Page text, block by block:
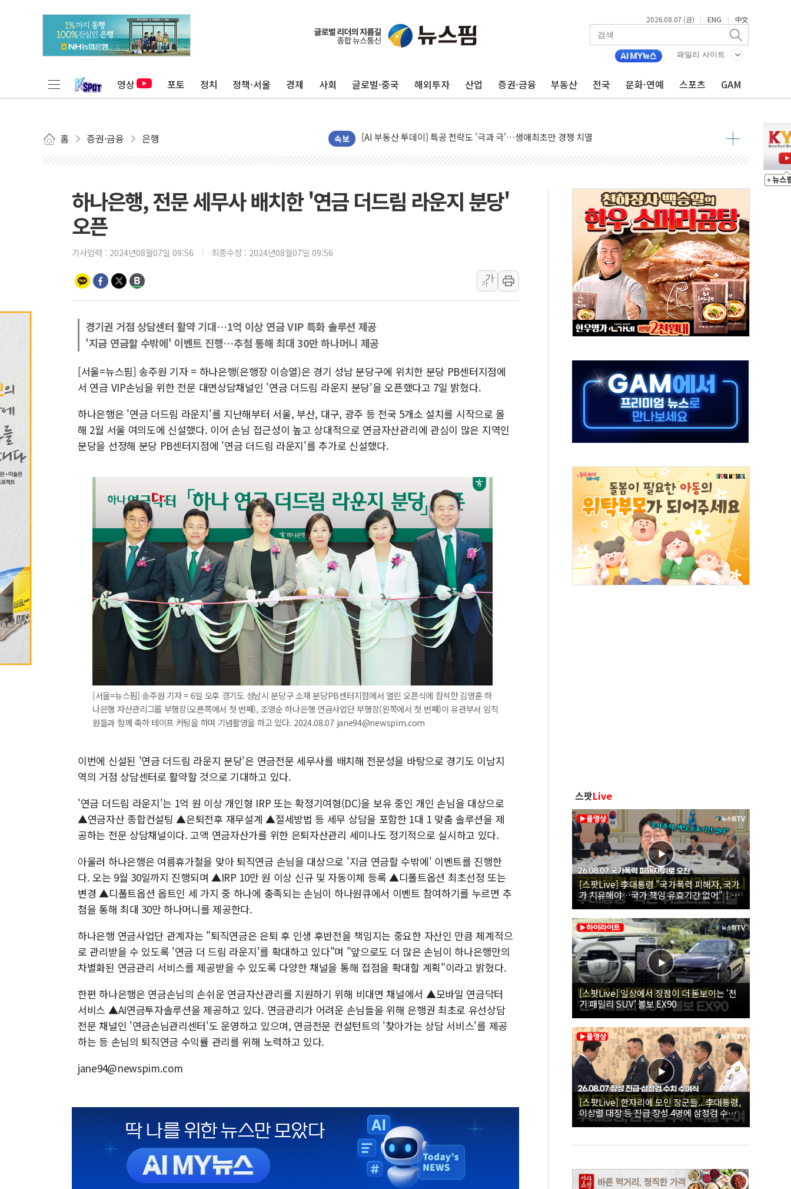
2026.08.07 (금) | ENG | 中文
패밀리 사이트
영상 포토 정치 정책·서울 경제 사회 글로벌·중국 해외투자 산업 증권·금융 부동산 전국 문화·연예 스포츠 GAM
홈 증권·금융 은행 속보
신길동 신축도 3.3㎡당 7250만원…써밋 클라비온 59㎡ 18억원대
용산공원·그린벨트로 또 충돌…반복되는 국토부-서울시 '정책 엇박자'
[코인시황] 비트코인 6만4000달러대 횡보…고래·ETF 매수에도 고유가·금리·입법 지연 '삼중 부담'
[베트남 증시] 유동성 부진 지속, 강보합 마감...석유·가스주 올랐지만 빈그룹이 상쇄
후티 반군, 예멘 정부군과 사우디 동시 공격… 위기 고조되는 또 다른 중동 화약고
42.5도 역대급 폭염…동물들도 특별식으로 여름나기 [뉴스핌 줌인]
40.2도 찍은 서울 등 폭염중대경보 해제…누적 온열질환자 2872명
"文정부 악몽 재현 안돼"...李 부동산 세제안에 與 내부서 '총선·대선 직격탄' 우려
李대통령, 호우 피해 경북 안동·의성 특별재난지역 선포
'변기 수리' 집주인에게 흉기 휘두른 30대 세입자…경찰, 현행범 체포
워트, 상반기 영업이익 30억원
프롬바이오, 10일 거래 재개…"재무구조 개편"
아바코, 2분기 매출 120억원
하나은행, 전문 세무사 배치한 '연금 더드림 라운지 분당'
오픈
기사입력 : 2024년08월07일 09:56 최종수정 : 2024년08월07일 09:56
가
가
경기권 거점 상담센터 활약 기대…1억 이상 연금 VIP 특화 솔루션 제공
'지금 연금할 수밖에' 이벤트 진행…추첨 통해 최대 30만 하나머니 제공
[서울=뉴스핌] 송주원 기자 = 하나은행(은행장 이승열)은 경기 성남 분당구에 위치한 분당 PB센터지점에
서 연금 VIP손님을 위한 전문 대면상담채널인 '연금 더드림 라운지 분당'을 오픈했다고 7일 밝혔다.
하나은행은 '연금 더드림 라운지'를 지난해부터 서울, 부산, 대구, 광주 등 전국 5개소 설치를 시작으로 올
해 2월 서울 여의도에 신설했다. 이어 손님 접근성이 높고 상대적으로 연금자산관리에 관심이 많은 지역인
분당을 선정해 분당 PB센터지점에 '연금 더드림 라운지'를 추가로 신설했다.
[서울=뉴스핌] 송주원 기자 = 6일 오후 경기도 성남시 분당구 소재 분당PB센터지점에서 열린 오픈식에 참석한 김영훈 하
나은행 자산관리그룹 부행장(오른쪽에서 첫 번째), 조영순 하나은행 연금사업단 부행장(왼쪽에서 첫 번째)이 유관부서 임직
원들과 함께 축하 테이프 커팅을 하며 기념촬영을 하고 있다. 2024.08.07 jane94@newspim.com
이번에 신설된 '연금 더드림 라운지 분당'은 연금전문 세무사를 배치해 전문성을 바탕으로 경기도 이남지
역의 거점 상담센터로 활약할 것으로 기대하고 있다.
'연금 더드림 라운지'는 1억 원 이상 개인형 IRP 또는 확정기여형(DC)을 보유 중인 개인 손님을 대상으로
▲연금자산 종합컨설팅 ▲은퇴전후 재무설계 ▲절세방법 등 세무 상담을 포함한 1대 1 맞춤 솔루션을 제
공하는 전문 상담채널이다. 고액 연금자산가를 위한 은퇴자산관리 세미나도 정기적으로 실시하고 있다.
아울러 하나은행은 여름휴가철을 맞아 퇴직연금 손님을 대상으로 '지금 연금할 수밖에' 이벤트를 진행한
다. 오는 9월 30일까지 진행되며 ▲IRP 10만 원 이상 신규 및 자동이체 등록 ▲디폴트옵션 최초선정 또는
변경 ▲디폴트옵션 옵트인 세 가지 중 하나에 충족되는 손님이 하나원큐에서 이벤트 참여하기를 누르면 추
첨을 통해 최대 30만 하나머니를 제공한다.
하나은행 연금사업단 관계자는 "퇴직연금은 은퇴 후 인생 후반전을 책임지는 중요한 자산인 만큼 체계적으
로 관리받을 수 있도록 '연금 더 드림 라운지'를 확대하고 있다"며 "앞으로도 더 많은 손님이 하나은행만의
차별화된 연금관리 서비스를 제공받을 수 있도록 다양한 채널을 통해 접점을 확대할 계획"이라고 밝혔다.
한편 하나은행은 연금손님의 손쉬운 연금자산관리를 지원하기 위해 비대면 채널에서 ▲모바일 연금닥터
서비스 ▲AI연금투자솔루션을 제공하고 있다. 연금관리가 어려운 손님들을 위해 은행권 최초로 유선상담
전문 채널인 '연금손님관리센터'도 운영하고 있으며, 연금전문 컨설턴트의 '찾아가는 상담 서비스'를 제공
하는 등 손님의 퇴직연금 수익률 관리를 위해 노력하고 있다.
jane94@newspim.com
스팟Live
[스팟Live] 李대통령 "국가폭력 피해자, 국가
가 치유해야…국가 책임 유효기간 없어"｜
26.08.07 국가폭력 피해자 위로 오찬
[스팟Live] 일상에서 장점이 더 돋보이는 '전
기 패밀리 SUV' 볼보 EX90
[스팟Live] 한자리에 모인 장군들...李대통령,
이상렬 대장 등 진급 장성 4명에 삼정검 수치
직접 수여｜26.08.07 장성 진급·삼정검 수치